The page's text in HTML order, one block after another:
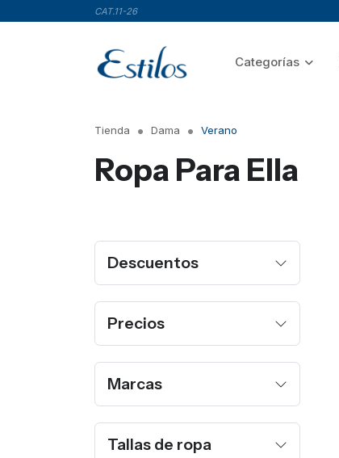
CAT.11-26
Categorías
Tienda Dama Verano
Ropa Para Ella
Descuentos
Precios
Marcas
Tallas de ropa